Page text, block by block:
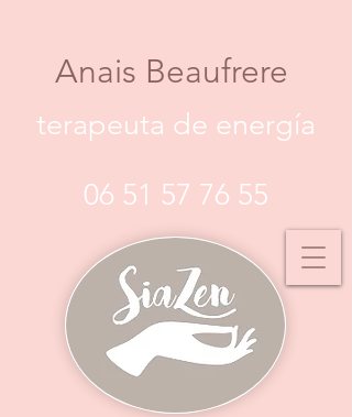
Anais Beaufrere
terapeuta de energía
06 51 57 76 55